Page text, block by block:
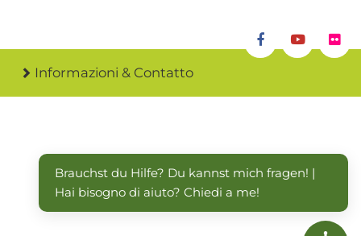
Informazioni & Contatto
Brauchst du Hilfe? Du kannst mich fragen! |
Hai bisogno di aiuto? Chiedi a me!